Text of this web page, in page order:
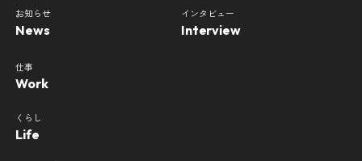
お知らせ
News
仕事
Work
くらし
Life
インタビュー
Interview